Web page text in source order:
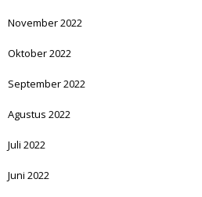
November 2022
Oktober 2022
September 2022
Agustus 2022
Juli 2022
Juni 2022